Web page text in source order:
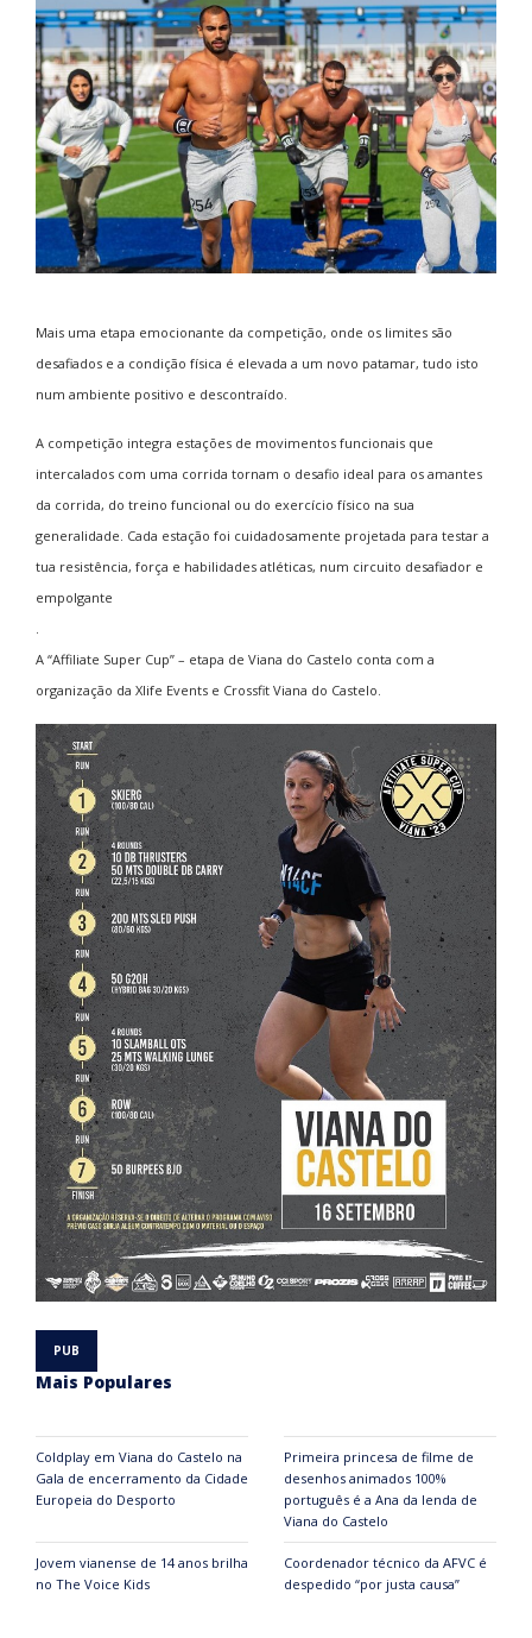
Mais uma etapa emocionante da competição, onde os limites são
desafiados e a condição física é elevada a um novo patamar, tudo isto
num ambiente positivo e descontraído.
A competição integra estações de movimentos funcionais que
intercalados com uma corrida tornam o desafio ideal para os amantes
da corrida, do treino funcional ou do exercício físico na sua
generalidade. Cada estação foi cuidadosamente projetada para testar a
tua resistência, força e habilidades atléticas, num circuito desafiador e
empolgante
A “Affiliate Super Cup” – etapa de Viana do Castelo conta com a
organização da Xlife Events e Crossfit Viana do Castelo.
Mais Populares
Coldplay em Viana do Castelo na
Gala de encerramento da Cidade
Europeia do Desporto
Primeira princesa de filme de
desenhos animados 100%
português é a Ana da lenda de
Viana do Castelo
Jovem vianense de 14 anos brilha
no The Voice Kids
Coordenador técnico da AFVC é
despedido “por justa causa”